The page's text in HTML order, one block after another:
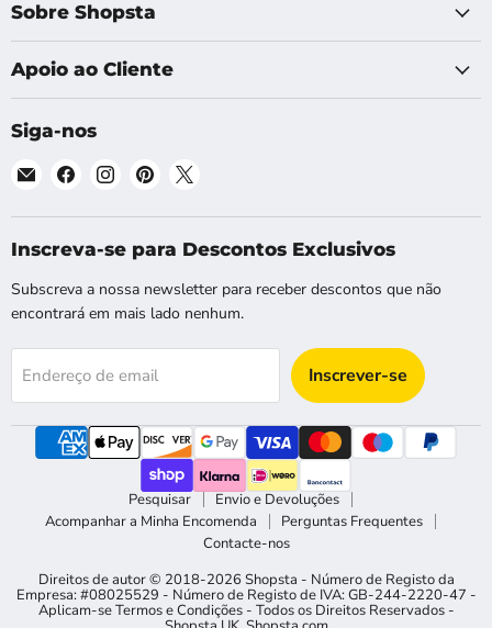
Sobre Shopsta
Apoio ao Cliente
Siga-nos
Email
EU
Encontre-
no
Facebook
Encontre-
no
Instagram
Encontre-
no
Pinterest
no
X
Inscreva-se para Descontos Exclusivos
Subscreva a nossa newsletter para receber descontos que não
encontrará em mais lado nenhum.
Endereço de email Inscrever-se
Pesquisar
Envio e Devoluções
Acompanhar a Minha Encomenda
Perguntas Frequentes
Contacte-nos
Direitos de autor © 2018-2026 Shopsta - Número de Registo da
Empresa: #08025529 - Número de Registo de IVA: GB-244-2220-47 -
Aplicam-se Termos e Condições - Todos os Direitos Reservados -